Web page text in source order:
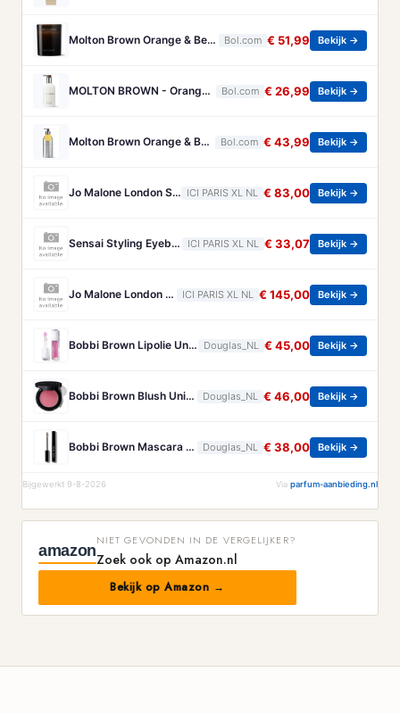
Molton Brown Orange & Bergamot Kaars 190gr Bol.com € 51,99 Bekijk →
MOLTON BROWN - Orange & Bergamot Hand Lotion - 300 ml - bodylotion Bol.com € 26,99 Bekijk →
Molton Brown Orange & Bergamot Infinte Bottle Douchegel 400ml Bol.com € 43,99 Bekijk →
Jo Malone London Scented Candle Jo Malone London - Oud & Bergamot Scented Candle ICI PARIS XL NL € 83,00 Bekijk →
Sensai Styling Eyebrow Pencil Sensai - Colours Styling Eyebrow Pencil 2 WARM BROWN ICI PARIS XL NL € 33,07 Bekijk →
Jo Malone London Cologne Intense Jo Malone London - Oud & Bergamot Cologne Intense - 50 ML ICI PARIS XL NL € 145,00 Bekijk →
Bobbi Brown Lipolie Unisex 10ml Wit Douglas_NL € 45,00 Bekijk →
Bobbi Brown Blush Unisex 3.7g Roségoud Douglas_NL € 46,00 Bekijk →
Bobbi Brown Mascara Unisex 4.4 ml Bruin Douglas_NL € 38,00 Bekijk →
Bijgewerkt 9-8-2026 Via parfum-aanbieding.nl
amazon
NIET GEVONDEN IN DE VERGELIJKER?
Zoek ook op Amazon.nl
Bekijk op Amazon →